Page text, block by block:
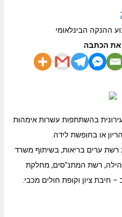
הכתבה
בהשתתפות עשרות אימהות
או בחופשת לידה.
רשת ערים בריאות, בשיתוף משרד
רשת המתנ"סים, מחלקת
חיבת ציון וקופת חולים מכבי.